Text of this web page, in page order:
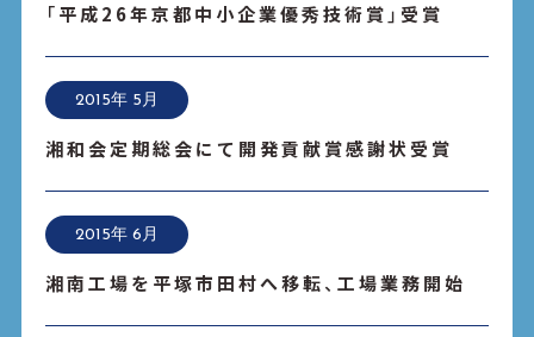
「平成26年京都中小企業優秀技術賞」受賞
2015年 5月
湘和会定期総会にて開発貢献賞感謝状受賞
2015年 6月
湘南工場を平塚市田村へ移転、工場業務開始